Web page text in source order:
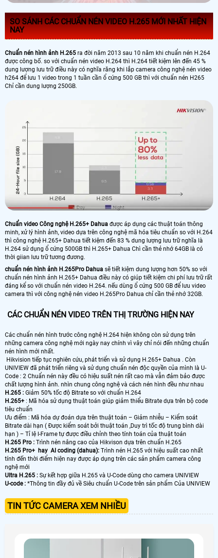
SO SÁNH CÁC CHUẨN NÉN VIDEO H.265 MỚI NHẤT HIỆN
NAY
Chuẩn nén hình ảnh H.265 ra đời năm 2013 sau 10 năm khi chuẩn nén H.264
được công bố. so với chuẩn nén video H.264 thì H.264 tiết kiệm lên đến 45 %
dung lượng lưu trữ điều này có nghĩa răng khi lắp camera công nghệ nén video
h264 để lưu 1 video trong 1 tuần cần ổ cứng 500 GB thì với chuẩn nén H265
Chỉ cần dung lượng 250GB.
Chuẩn video Công nghệ H.265+ Dahua được áp dụng các thuật toán thông
minh, xử lý hình ảnh, video dựa trên công nghệ mã hóa tiêu chuẩn so với H.264
thì công nghệ H.265+ Dahua tiết kiệm đến 83 % dung lượng lưu trữ nghĩa là
H.264 sử dụng ổ cứng 500GB thì H.265+ Dahua Chì cần thẻ nhớ 64GB là có
thời giian lưu trữ tương đương.
chuẩn nén hình ảnh H.265Pro Dahua sẽ tiết kiệm dung lượng hơn 50% so với
chuẩn nén hình ảnh H.265+ Dahua điều này có giúp tiết kiệm chi phí lưu trữ rất
đáng kể so với chuẩn nén video H.264. nếu dùng ổ cứng 500 GB để lưu video
camera thì với công nghệ nén video H.265Pro Dahua chỉ cần thẻ nhớ 32GB.
CÁC CHUẨN NÉN VIDEO TRÊN THỊ TRƯỜNG HIỆN NAY
Các chuẩn nén hình trước công nghệ H.264 hiện không còn sử dụng trên
những camera công nghệ mới ngày nay chính vì vây chỉ nói đến những chuẩn
nén hình mới nhất.
Hikvision tiếp tục nghiên cứu, phát triển và sử dụng H.265+ Dahua . Còn
UNIVIEW đã phát triển riêng và sử dụng chuẩn nén độc quyền của mình là U-
Code : 2 Chuẩn nén này đều có hiệu suất nén rất cao mà vẫn đảm bảo được
chất lượng hình ảnh. nhìn chung công nghệ và cách nén hình đều như nhau
H.265 : Giảm 50% tốc độ Bitrate so với chuẩn H.264
H.265+ : Mã hóa sử dụng thuật toán giúp giảm thiểu Bitrate dựa trên bộ code
tiêu chuẩn
Ưu điểm : Mã hóa dự đoán dựa trên thuật toán – Giảm nhiễu – Kiểm soát
Bitrate dài hạn ( Được kiểm soát bởi thuật toán ,Duy trì tốc độ trung bình dài
hạn ) – Tỉ lệ I-Frame tự được điều chỉnh theo tính toán của thuật toán
H.265 Pro : Trình nén nâng cao của Hikvison dựa trên chuẩn H.265
H.265 Pro+ hay AI coding (dahua): Trình nén H.265 với hiệu suất cao nhất
tính đến thời điểm hiện nay được áp dụng trên các sản phẩm camera công
nghệ mới
Ultra H.265 : Sự kết hợp giữa H.265 và U-Code dùng cho camera UNIVIEW
U-code : *Thông tin đầy đủ về Siêu chuẩn U-Code trên sản phẩm Của UNIVIEW
TIN TỨC CAMERA XEM NHIỀU